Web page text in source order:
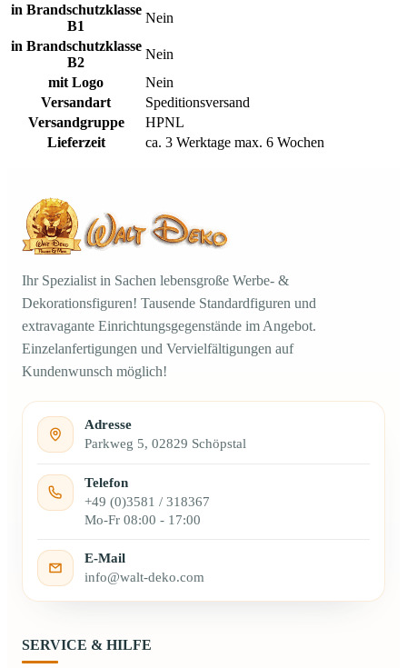
in Brandschutzklasse
B1
Nein
in Brandschutzklasse
B2
Nein
mit Logo
Nein
Versandart
Speditionsversand
Versandgruppe
HPNL
Lieferzeit
ca. 3 Werktage max. 6 Wochen
Ihr Spezialist in Sachen lebensgroße Werbe- &
Dekorationsfiguren! Tausende Standardfiguren und
extravagante Einrichtungsgegenstände im Angebot.
Einzelanfertigungen und Vervielfältigungen auf
Kundenwunsch möglich!
Adresse
Parkweg 5, 02829 Schöpstal
Telefon
+49 (0)3581 / 318367
Mo-Fr 08:00 - 17:00
E-Mail
info@walt-deko.com
SERVICE & HILFE